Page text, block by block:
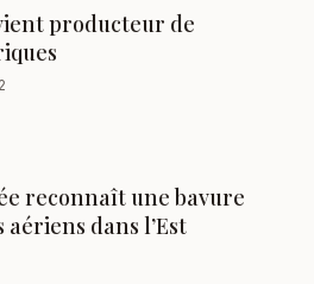
producteur de
reconnaît une bavure
dans l’Est